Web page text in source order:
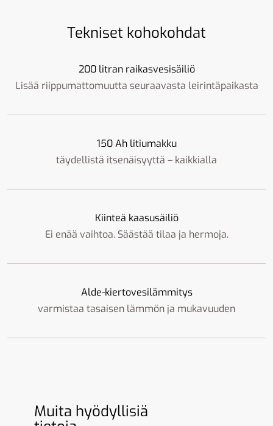
Tekniset kohokohdat
200 litran raikasvesisäiliö
Lisää riippumattomuutta seuraavasta leirintäpaikasta
150 Ah litiumakku
täydellistä itsenäisyyttä – kaikkialla
Kiinteä kaasusäiliö
Ei enää vaihtoa. Säästää tilaa ja hermoja.
Alde-kiertovesilämmitys
varmistaa tasaisen lämmön ja mukavuuden
Muita hyödyllisiä